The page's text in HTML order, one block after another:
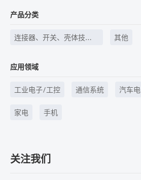
产品分类
连接器、开关、壳体技
其他
应用领域
工业电子/工控 通信系统 汽车
家电 手机
关注我们